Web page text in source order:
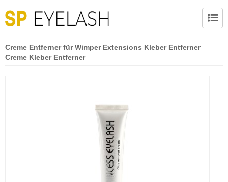
Creme Entferner für Wimper Extensions Kleber Entferner
Creme Kleber Entferner